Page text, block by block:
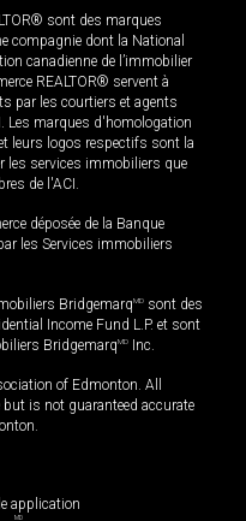
sont des marques
compagnie dont la National
canadienne de l’immobilier
REALTOR® servent à
par les courtiers et agents
Les marques d'homologation
leurs logos respectifs sont la
les services immobiliers que
de l'ACI.
déposée de la Banque
les Services immobiliers
BridgemarqMD sont des
Income Fund L.P. et sont
BridgemarqMD Inc.
of Edmonton. All
but is not guaranteed accurate
application
MD